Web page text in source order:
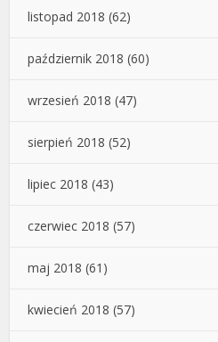
listopad 2018 (62)
październik 2018 (60)
wrzesień 2018 (47)
sierpień 2018 (52)
lipiec 2018 (43)
czerwiec 2018 (57)
maj 2018 (61)
kwiecień 2018 (57)